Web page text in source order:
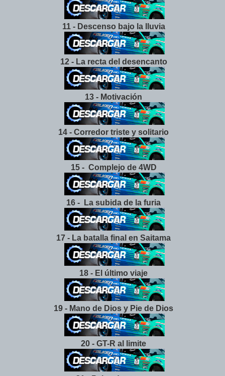
11 - Descenso bajo la lluvia
12 - La recta del desencanto
13 - Motivación
14 - Corredor triste y solitario
15 - Complejo de 4WD
16 - La subida de la furia
17 - La batalla final en Saitama
18 - El último viaje
19 - Mano de Dios y Pie de Dios
20 - GT-R al limite